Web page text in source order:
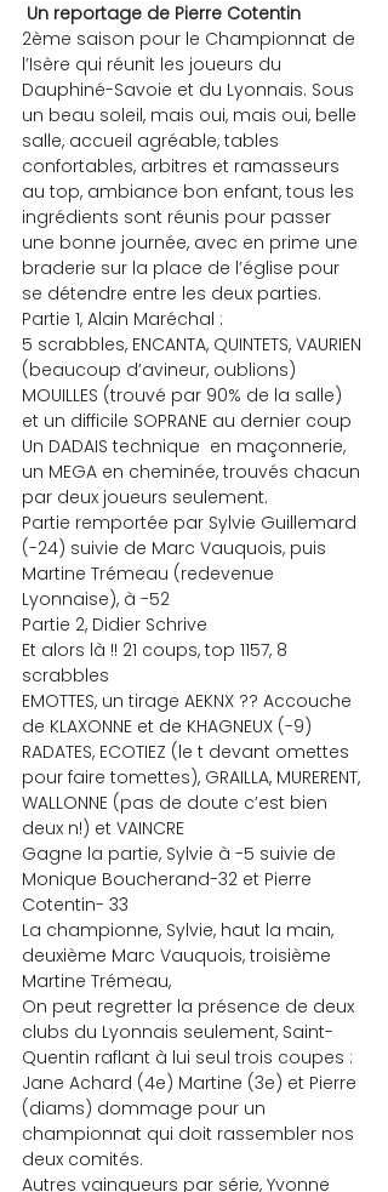
Un reportage de Pierre Cotentin
2ème saison pour le Championnat de
l’Isère qui réunit les joueurs du
Dauphiné-Savoie et du Lyonnais. Sous
un beau soleil, mais oui, mais oui, belle
salle, accueil agréable, tables
confortables, arbitres et ramasseurs
au top, ambiance bon enfant, tous les
ingrédients sont réunis pour passer
une bonne journée, avec en prime une
braderie sur la place de l’église pour
se détendre entre les deux parties.
Partie 1, Alain Maréchal :
5 scrabbles, ENCANTA, QUINTETS, VAURIEN
(beaucoup d’avineur, oublions)
MOUILLES (trouvé par 90% de la salle)
et un difficile SOPRANE au dernier coup
Un DADAIS technique  en maçonnerie,
un MEGA en cheminée, trouvés chacun
par deux joueurs seulement.
Partie remportée par Sylvie Guillemard
(-24) suivie de Marc Vauquois, puis
Martine Trémeau (redevenue
Lyonnaise), à -52
Partie 2, Didier Schrive
Et alors là !! 21 coups, top 1157, 8
scrabbles
EMOTTES, un tirage AEKNX ?? Accouche
de KLAXONNE et de KHAGNEUX (-9)
RADATES, ECOTIEZ (le t devant omettes
pour faire tomettes), GRAILLA, MURERENT,
WALLONNE (pas de doute c’est bien
deux n!) et VAINCRE
Gagne la partie, Sylvie à -5 suivie de
Monique Boucherand-32 et Pierre
Cotentin- 33
La championne, Sylvie, haut la main,
deuxième Marc Vauquois, troisième
Martine Trémeau,
On peut regretter la présence de deux
clubs du Lyonnais seulement, Saint-
Quentin raflant à lui seul trois coupes :
Jane Achard (4e) Martine (3e) et Pierre
(diams) dommage pour un
championnat qui doit rassembler nos
deux comités.
Autres vainqueurs par série, Yvonne